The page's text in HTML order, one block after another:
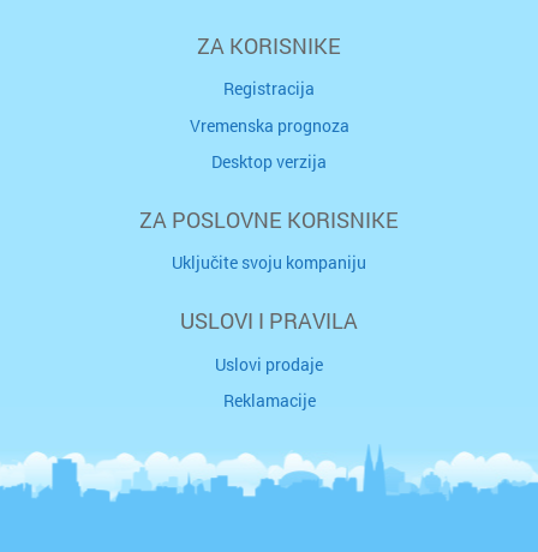
ZA KORISNIKE
Registracija
Vremenska prognoza
Desktop verzija
ZA POSLOVNE KORISNIKE
Uključite svoju kompaniju
USLOVI I PRAVILA
Uslovi prodaje
Reklamacije